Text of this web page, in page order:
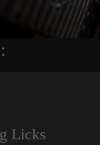
Licks